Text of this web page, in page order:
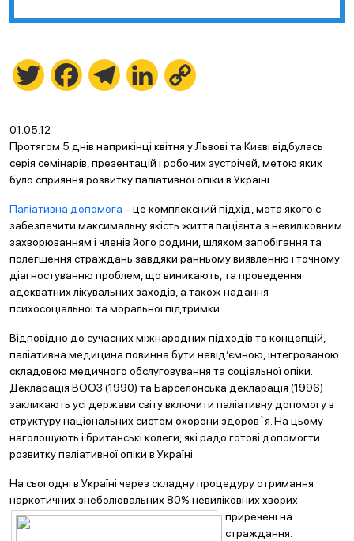
Twitter FacebookTelegramLinkedIn
01.05.12
Протягом 5 днів наприкінці квітня у Львові та Києві відбулась
серія семінарів, презентацій і робочих зустрічей, метою яких
було сприяння розвитку паліативної опіки в Україні.
Паліативна допомога – це комплексний підхід, мета якого є
забезпечити максимальну якість життя пацієнта з невиліковним
захворюванням і членів його родини, шляхом запобігання та
полегшення страждань завдяки ранньому виявленню і точному
діагностуванню проблем, що виникають, та проведення
адекватних лікувальних заходів, а також надання
психосоціальної та моральної підтримки.
Відповідно до сучасних міжнародних підходів та концепцій,
паліативна медицина повинна бути невід’ємною, інтегрованою
складовою медичного обслуговування та соціальної опіки.
Декларація ВООЗ (1990) та Барселонська декларація (1996)
закликають усі держави світу включити паліативну допомогу в
структуру національних систем охорони здоров`я. На цьому
наголошують і британські колеги, які радо готові допомогти
розвитку паліативної опіки в Україні.
На сьогодні в Україні через складну процедуру отримання
наркотичних знеболювальних 80% невиліковних хворих
приречені на
страждання.